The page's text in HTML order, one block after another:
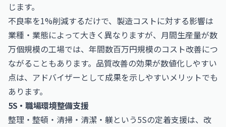
じます。
不良率を1%削減するだけで、製造コストに対する影響は
業種・業態によって大きく異なりますが、月間生産量が数
万個規模の工場では、年間数百万円規模のコスト改善につ
ながることもあります。品質改善の効果が数値化しやすい
点は、アドバイザーとして成果を示しやすいメリットでも
あります。
5S・職場環境整備支援
整理・整頓・清掃・清潔・躾という5Sの定着支援は、改